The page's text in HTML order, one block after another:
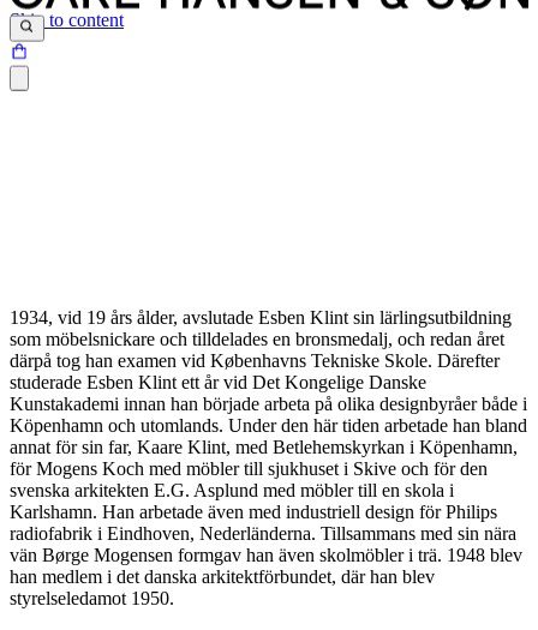
Skip to content
1934, vid 19 års ålder, avslutade Esben Klint sin lärlingsutbildning
som möbelsnickare och tilldelades en bronsmedalj, och redan året
därpå tog han examen vid Københavns Tekniske Skole. Därefter
studerade Esben Klint ett år vid Det Kongelige Danske
Kunstakademi innan han började arbeta på olika designbyråer både i
Köpenhamn och utomlands. Under den här tiden arbetade han bland
annat för sin far, Kaare Klint, med Betlehemskyrkan i Köpenhamn,
för Mogens Koch med möbler till sjukhuset i Skive och för den
svenska arkitekten E.G. Asplund med möbler till en skola i
Karlshamn. Han arbetade även med industriell design för Philips
radiofabrik i Eindhoven, Nederländerna. Tillsammans med sin nära
vän Børge Mogensen formgav han även skolmöbler i trä. 1948 blev
han medlem i det danska arkitektförbundet, där han blev
styrelseledamot 1950.